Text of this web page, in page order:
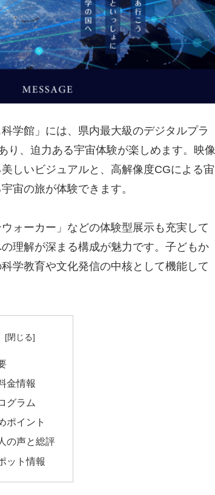
学館」には、県内最大級のデジタルプラ
り、迫力ある宇宙体験が楽しめます。映像
しいビジュアルと、高解像度CGによる宙
宙の旅が体験できます。
ォーカー」などの体験型展示も充実して
理解が深まる構成が魅力です。子どもか
学教育や文化発信の中核として機能して
金情報
グラム
ポイント
の声と総評
ット情報